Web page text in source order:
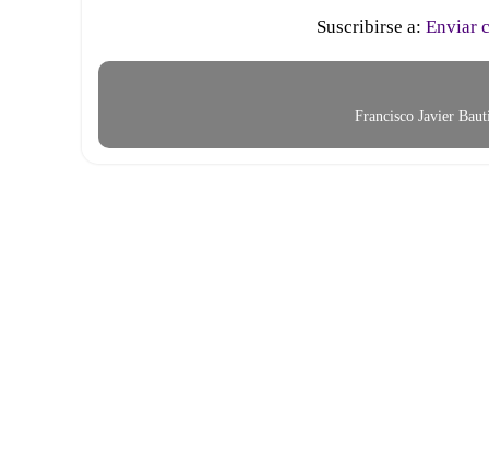
Suscribirse a: Enviar
Francisco Javier